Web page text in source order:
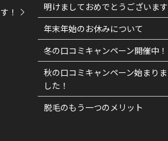
！
明けましておめでとうございます
年末年始のお休みについて
冬の口コミキャンペーン開催中！
秋の口コミキャンペーン始まりま
した！
脱毛のもう一つのメリット